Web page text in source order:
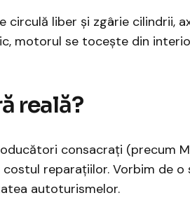
circulă liber și zgârie cilindrii,
motorul se tocește din
reală?
consacrați (precum
reparațiilor. Vorbim de o
autoturismelor.